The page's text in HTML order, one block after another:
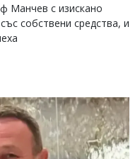
Манчев с изискано
собствени средства, и